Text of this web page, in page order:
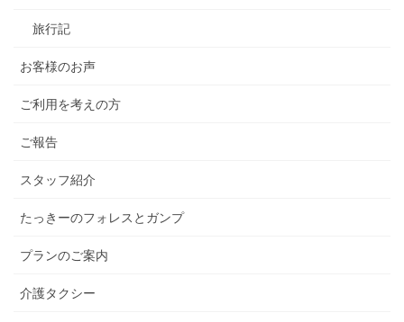
旅行記
お客様のお声
ご利用を考えの方
ご報告
スタッフ紹介
たっきーのフォレスとガンプ
プランのご案内
介護タクシー